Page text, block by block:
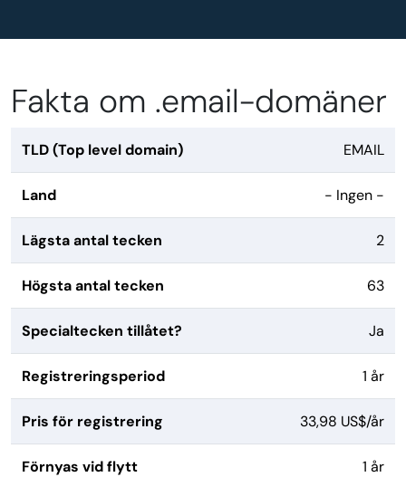
Fakta om .email-domäner
TLD (Top level domain) EMAIL
Land - Ingen -
Lägsta antal tecken 2
Högsta antal tecken 63
Specialtecken tillåtet? Ja
Registreringsperiod 1 år
Pris för registrering 33,98 US$/år
Förnyas vid flytt 1 år